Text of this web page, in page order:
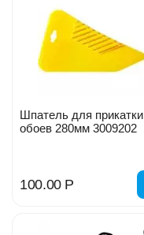
Шпатель для прикатки
обоев 280мм 3009202
100.00 Р